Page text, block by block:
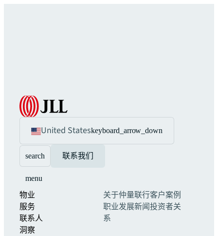
United Stateskeyboard_arrow_down
search 联系我们
menu
物业
服务
联系人
洞察
关于仲量联行客户案例
职业发展新闻投资者关
系